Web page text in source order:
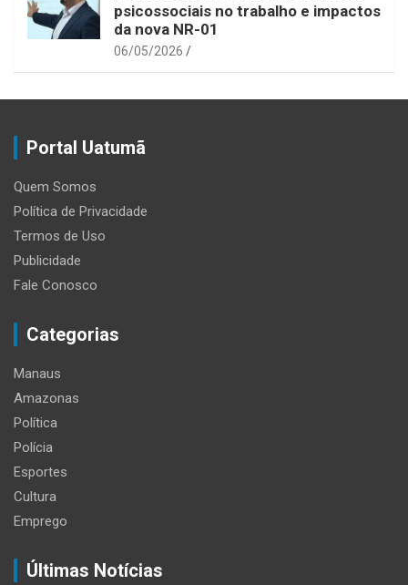
psicossociais no trabalho e impactos
da nova NR-01
06/05/2026
Portal Uatumã
Quem Somos
Política de Privacidade
Termos de Uso
Publicidade
Fale Conosco
Categorias
Manaus
Amazonas
Política
Polícia
Esportes
Cultura
Emprego
Últimas Notícias